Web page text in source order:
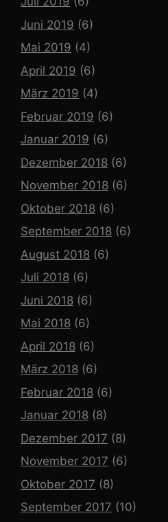
Juni 2019 (6)
Mai 2019 (4)
April 2019 (6)
März 2019 (4)
Februar 2019 (6)
Januar 2019 (6)
Dezember 2018 (6)
November 2018 (6)
Oktober 2018 (6)
September 2018 (6)
August 2018 (6)
Juli 2018 (6)
Juni 2018 (6)
Mai 2018 (6)
April 2018 (6)
März 2018 (6)
Februar 2018 (6)
Januar 2018 (8)
Dezember 2017 (8)
November 2017 (6)
Oktober 2017 (8)
September 2017 (10)